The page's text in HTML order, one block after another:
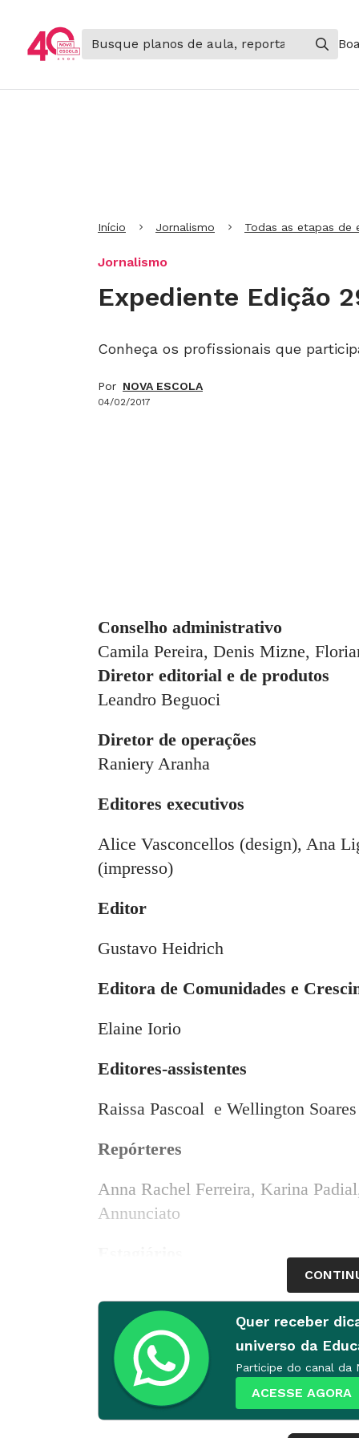
Início Jornalismo Todas as etapas de
Jornalismo
Expediente Edição
Conheça os profissionais que
Por NOVA ESCOLA
04/02/2017
Conselho administrativo
Camila Pereira, Denis Mizne,
Diretor editorial e de produtos
Leandro Beguoci
Diretor de operações
Raniery Aranha
Editores executivos
Alice Vasconcellos (design), Ana
(impresso)
Editor
Gustavo Heidrich
Editora de Comunidades e
Elaine Iorio
Editores-assistentes
Raissa Pascoal e Wellington Soares
Repórteres
Anna Rachel Ferreira, Karina
Annunciato
Larissa Darc, Lucas Magalhães
Designers
Jacqueline Hamine e Patrick
Webmaster
Quer receber
universo da
Participe do canal da
ACESSE AGORA